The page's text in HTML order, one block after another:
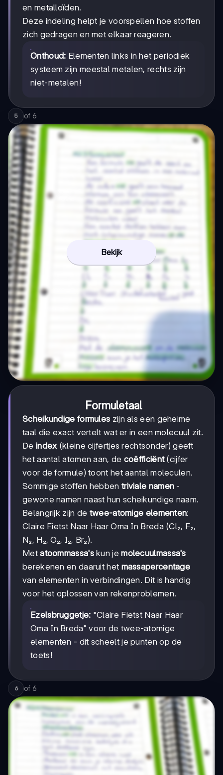
en metalloïden.
Deze indeling helpt je voorspellen hoe stoffen
zich gedragen en met elkaar reageren.
Onthoud: Elementen links in het periodiek
systeem zijn meestal metalen, rechts zijn
niet-metalen!
5 of 6
Bekijk
Formuletaal
Scheikundige formules zijn als een geheime
taal die exact vertelt wat er in een molecuul zit.
De index(kleine cijfertjes rechtsonder) geeft
het aantal atomen aan, de coëfficiënt(cijfer
voor de formule) toont het aantal moleculen.
Sommige stoffen hebben triviale namen -
gewone namen naast hun scheikundige naam.
Belangrijk zijn de twee-atomige elementen:
Claire Fietst Naar Haar Oma In Breda (Cl₂, F₂,
N₂, H₂, O₂, I₂, Br₂).
Metatoommassa'skun jemolecuulmassa's
berekenen en daaruit het massapercentage
van elementen in verbindingen. Dit is handig
voor het oplossen van rekenproblemen.
Ezelsbruggetje: "Claire Fietst Naar Haar
Oma In Breda" voor de twee-atomige
elementen - dit scheelt je punten op de
toets!
6 of 6